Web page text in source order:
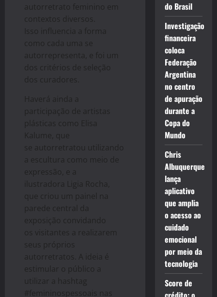
autorretrato feminino em
contextos diversos.
Isso influencia a forma
como cada uma se
autorrepresenta, e foi um
dos critérios de seleção
dos curadores.
Haverá ainda a
participação de artistas
plásticas como Elisa
Kalume, que
se autorretratou utilizando
a escultura como meio de
expressão, e a
ilustradora Ligia Rocha,
que criou um painel na
parede central da
exposição convidando
os visitantes a realizarem
seus próprios
autorretratos. A ideia é
estimular o público a
utilizar a hashtag
#femininospessoais nas
do Brasil
Investigação
financeira
coloca
Federação
Argentina
no centro
de apuração
durante a
Copa do
Mundo
Chris
Albuquerque
lança
aplicativo
que amplia
o acesso ao
cuidado
emocional
por meio da
tecnologia
Score de